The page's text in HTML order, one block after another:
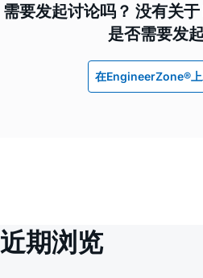
需要发起讨论吗？ 没有关于
是否需要发
在EngineerZone®上
近期浏览